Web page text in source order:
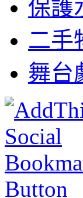
保護
二手
舞台